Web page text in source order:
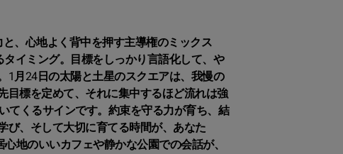
、心地よく背中を押す主導権のミックス
イミング。目標をしっかり言語化して、や
1月24日の太陽と土星のスクエアは、我慢の
目標を定めて、それに集中するほど流れは強
てくるサインです。約束を守る力が育ち、結
び、そして大切に育てる時間が、あなた
地のいいカフェや静かな公園での会話が、